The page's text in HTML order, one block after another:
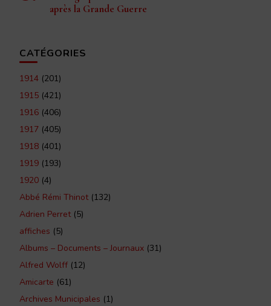
après la Grande Guerre
CATÉGORIES
1914 (201)
1915 (421)
1916 (406)
1917 (405)
1918 (401)
1919 (193)
1920 (4)
Abbé Rémi Thinot(132)
Adrien Perret(5)
affiches (5)
Albums – Documents – Journaux (31)
Alfred Wolff (12)
Amicarte (61)
Archives Municipales (1)